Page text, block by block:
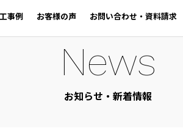
事例 お客様の声 お問い合わせ・資料請求
News
お知らせ・新着情報